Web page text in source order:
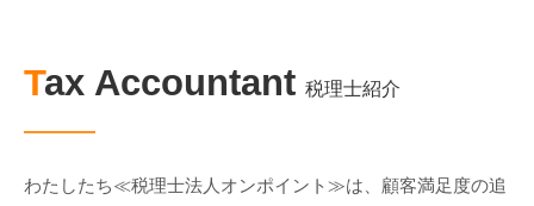
Tax Accountant 税理士紹介
わたしたち≪税理士法人オンポイント≫は、顧客満足度の追